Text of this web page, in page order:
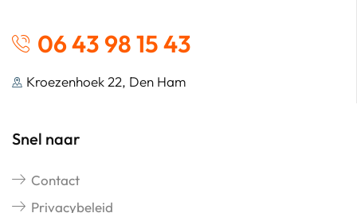
06 43 98 15 43
Kroezenhoek 22, Den Ham
Snel naar
Contact
Privacybeleid